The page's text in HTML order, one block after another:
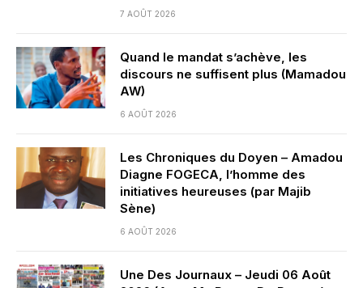
7 AOÛT 2026
Quand le mandat s’achève, les
discours ne suffisent plus (Mamadou
AW)
6 AOÛT 2026
Les Chroniques du Doyen – Amadou
Diagne FOGECA, l’homme des
initiatives heureuses (par Majib
Sène)
6 AOÛT 2026
Une Des Journaux – Jeudi 06 Août